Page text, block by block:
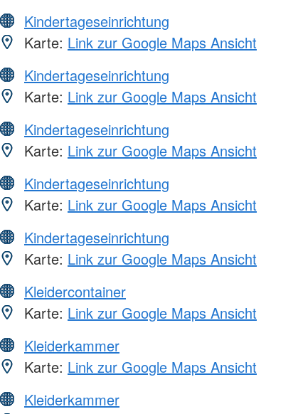
Kindertageseinrichtung
Karte: Link zur Google Maps Ansicht
Kindertageseinrichtung
Karte: Link zur Google Maps Ansicht
Kindertageseinrichtung
Karte: Link zur Google Maps Ansicht
Kindertageseinrichtung
Karte: Link zur Google Maps Ansicht
Kindertageseinrichtung
Karte: Link zur Google Maps Ansicht
Kleidercontainer
Karte: Link zur Google Maps Ansicht
Kleiderkammer
Karte: Link zur Google Maps Ansicht
Kleiderkammer